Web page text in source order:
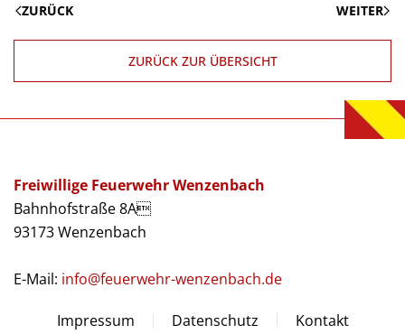
ZURÜCK WEITER
ZURÜCK ZUR ÜBERSICHT
Freiwillige Feuerwehr Wenzenbach
Bahnhofstraße 8A
93173 Wenzenbach
E-Mail: info@feuerwehr-wenzenbach.de
Impressum Datenschutz Kontakt